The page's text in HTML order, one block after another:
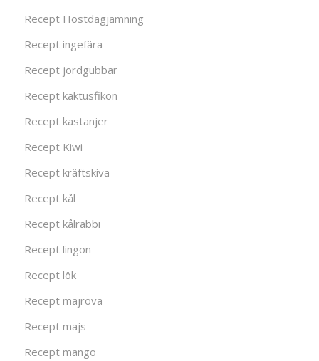
Recept Höstdagjämning
Recept ingefära
Recept jordgubbar
Recept kaktusfikon
Recept kastanjer
Recept Kiwi
Recept kräftskiva
Recept kål
Recept kålrabbi
Recept lingon
Recept lök
Recept majrova
Recept majs
Recept mango